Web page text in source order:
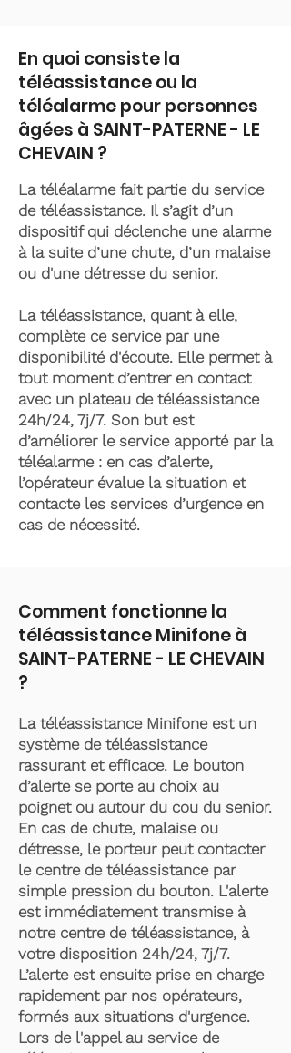
En quoi consiste la
téléassistance ou la
téléalarme pour personnes
âgées à SAINT-PATERNE - LE
CHEVAIN ?
La téléalarme fait partie du service
de téléassistance. Il s’agit d’un
dispositif qui déclenche une alarme
à la suite d’une chute, d’un malaise
ou d'une détresse du senior.
La téléassistance, quant à elle,
complète ce service par une
disponibilité d'écoute. Elle permet à
tout moment d’entrer en contact
avec un plateau de téléassistance
24h/24, 7j/7. Son but est
d’améliorer le service apporté par la
téléalarme : en cas d’alerte,
l’opérateur évalue la situation et
contacte les services d’urgence en
cas de nécessité.
Comment fonctionne la
téléassistance Minifone à
SAINT-PATERNE - LE CHEVAIN
?
La téléassistance Minifone est un
système de téléassistance
rassurant et efficace. Le bouton
d’alerte se porte au choix au
poignet ou autour du cou du senior.
En cas de chute, malaise ou
détresse, le porteur peut contacter
le centre de téléassistance par
simple pression du bouton. L'alerte
est immédiatement transmise à
notre centre de téléassistance, à
votre disposition 24h/24, 7j/7.
L’alerte est ensuite prise en charge
rapidement par nos opérateurs,
formés aux situations d'urgence.
Lors de l'appel au service de